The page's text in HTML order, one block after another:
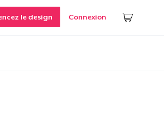
le design Connexion